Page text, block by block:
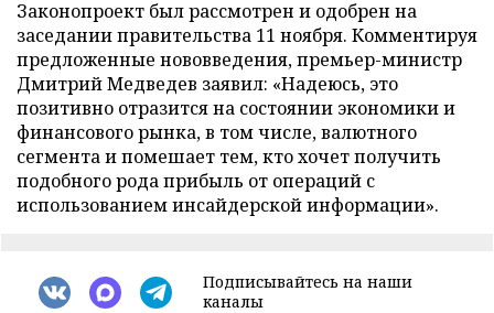
Законопроект был рассмотрен и одобрен на
заседании правительства 11 ноября. Комментируя
предложенные нововведения, премьер-министр
Дмитрий Медведев заявил: «Надеюсь, это
позитивно отразится на состоянии экономики и
финансового рынка, в том числе, валютного
сегмента и помешает тем, кто хочет получить
подобного рода прибыль от операций с
использованием инсайдерской информации».
Подписывайтесь на наши
каналы